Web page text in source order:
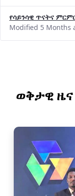
የሳይንሳዊ ጥናትና
Modified 5 Months
ወቅታዊ ዜና